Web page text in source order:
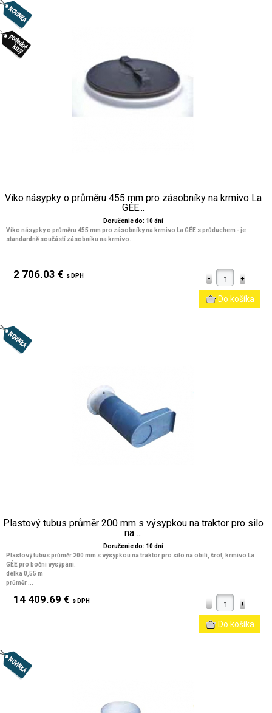
Víko násypky o průměru 455 mm pro zásobníky na krmivo La
GÉE...
Doručenie do: 10 dní
Víko násypky o průměru 455 mm pro zásobníky na krmivo La GÉE s průduchem - je
standardně součástí zásobníku na krmivo.
2 706.03 € s DPH
Plastový tubus průměr 200 mm s výsypkou na traktor pro silo
na ...
Doručenie do: 10 dní
Plastový tubus průměr 200 mm s výsypkou na traktor pro silo na obilí, šrot, krmivo La
GÉE pro boční vysýpání.
délka 0,55 m
průměr ...
14 409.69 € s DPH